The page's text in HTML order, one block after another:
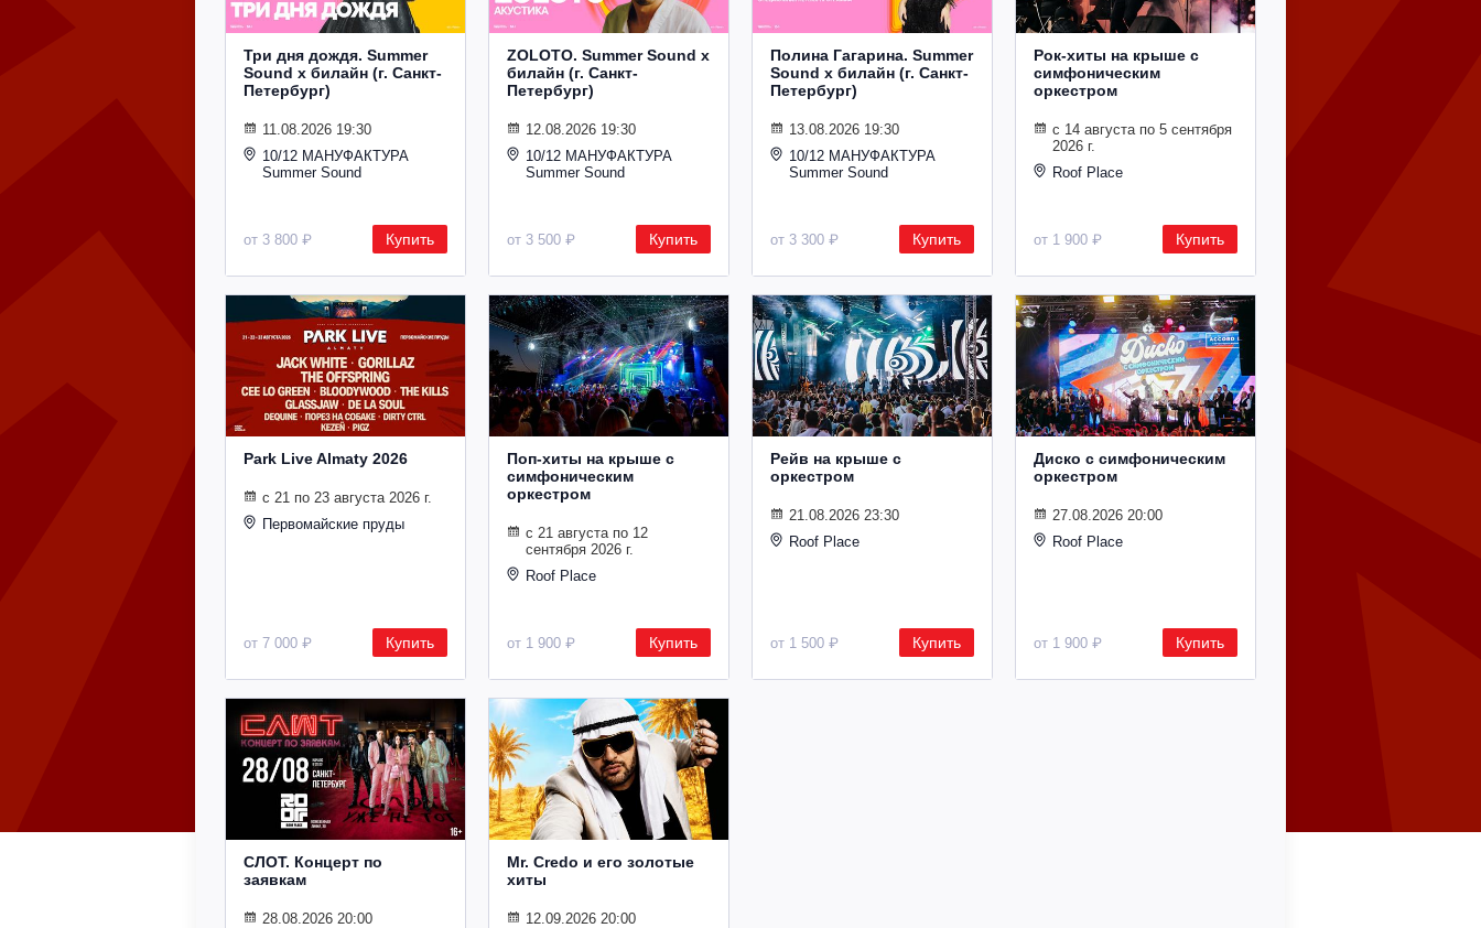
Три дня дождя. Summer
Sound х билайн (г. Санкт-
Петербург)
11.08.2026 19:30
10/12 МАНУФАКТУРА
Summer Sound
от 3 800 ₽ Купить
ZOLOTO. Summer Sound х
билайн (г. Санкт-
Петербург)
12.08.2026 19:30
10/12 МАНУФАКТУРА
Summer Sound
от 3 500 ₽ Купить
Полина Гагарина. Summer
Sound х билайн (г. Санкт-
Петербург)
13.08.2026 19:30
10/12 МАНУФАКТУРА
Summer Sound
от 3 300 ₽ Купить
Рок-хиты на крыше с
симфоническим
оркестром
с 14 августа по 5 сентября
2026 г.
Roof Place
от 1 900 ₽ Купить
Park Live Almaty 2026
с 21 по 23 августа 2026 г.
Первомайские пруды
от 7 000 ₽ Купить
Поп-хиты на крыше с
симфоническим
оркестром
с 21 августа по 12
сентября 2026 г.
Roof Place
от 1 900 ₽ Купить
Рейв на крыше с
оркестром
21.08.2026 23:30
Roof Place
от 1 500 ₽ Купить
Диско с симфоническим
оркестром
27.08.2026 20:00
Roof Place
от 1 900 ₽ Купить
СЛОТ. Концерт по
заявкам
28.08.2026 20:00
Mr. Credo и его золотые
хиты
12.09.2026 20:00